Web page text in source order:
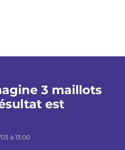
3 maillots
est
à 13:00